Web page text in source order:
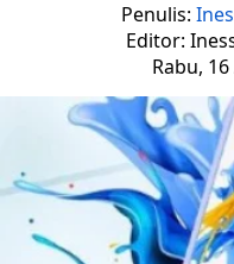
Penulis:
Editor:
Rabu,